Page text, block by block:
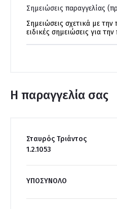
Σημειώσεις παραγγελίας
Η παραγγελία σας
Σταυρός Τριάντος
1.2.1053
ΥΠΟΣΎΝΟΛΟ